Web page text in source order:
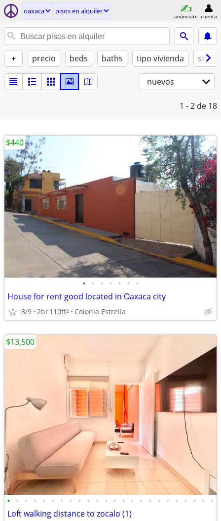
oaxaca pisos en alquiler
anúnciate cuenta
+ precio beds baths tipo vivienda se
nuevos
1 - 2 de 18
• • • • • • •
House for rent good located in Oaxaca city
8/9 2br110ft2 Colonia Estrella
$440
• • • • • • • • • • • • • • • • • • • • • • • •
Loft walking distance to zocalo (1)
$13,500